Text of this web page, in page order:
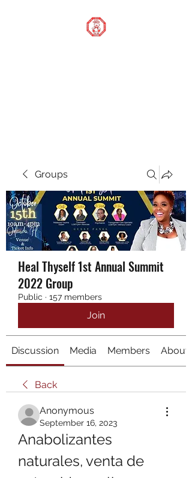
Groups
Heal Thyself 1st Annual Summit
2022 Group
Public · 157 members
Join
Discussion Media Members About
Back
Anonymous
September 16, 2023
Anabolizantes
naturales, venta de